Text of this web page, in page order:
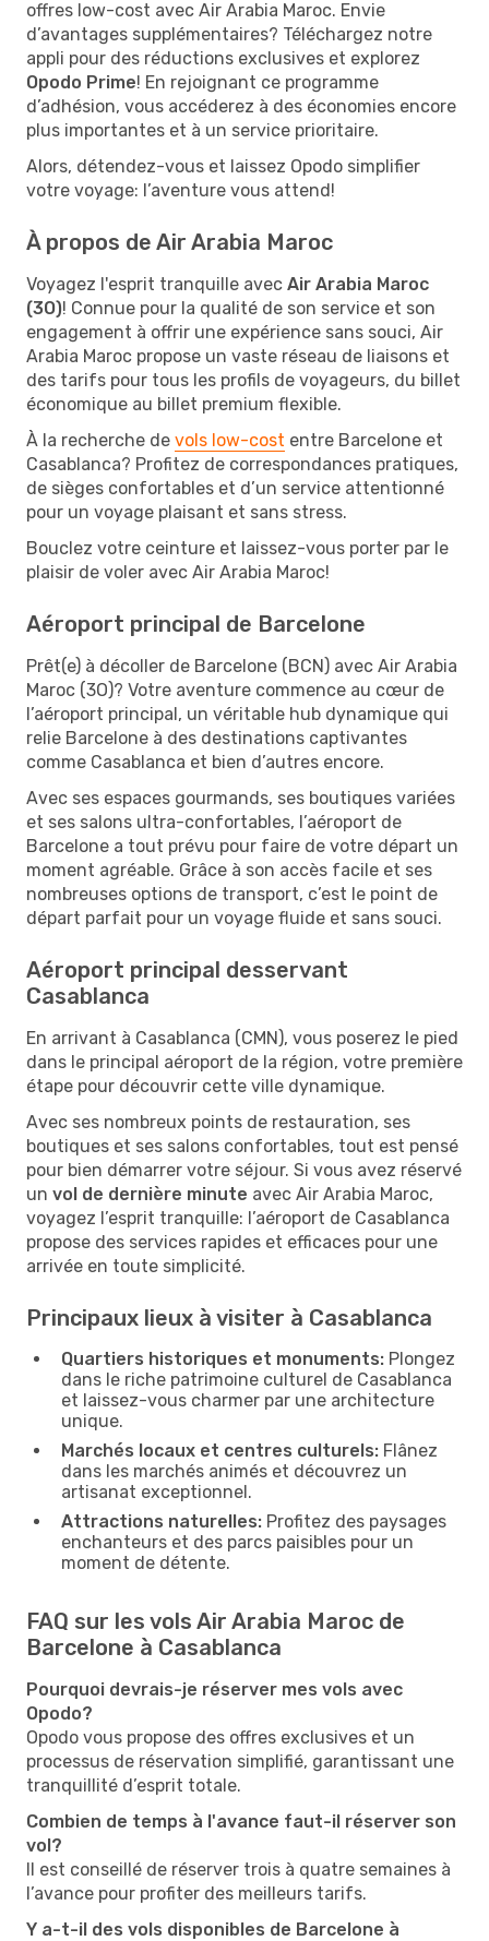
offres low-cost avec Air Arabia Maroc. Envie
d’avantages supplémentaires? Téléchargez notre
appli pour des réductions exclusives et explorez
Opodo Prime! En rejoignant ce programme
d’adhésion, vous accéderez à des économies encore
plus importantes et à un service prioritaire.
Alors, détendez-vous et laissez Opodo simplifier
votre voyage: l’aventure vous attend!
À propos de Air Arabia Maroc
Voyagez l'esprit tranquille avec Air Arabia Maroc
(3O)! Connue pour la qualité de son service et son
engagement à offrir une expérience sans souci, Air
Arabia Maroc propose un vaste réseau de liaisons et
des tarifs pour tous les profils de voyageurs, du billet
économique au billet premium flexible.
À la recherche de vols low-cost entre Barcelone et
Casablanca? Profitez de correspondances pratiques,
de sièges confortables et d’un service attentionné
pour un voyage plaisant et sans stress.
Bouclez votre ceinture et laissez-vous porter par le
plaisir de voler avec Air Arabia Maroc!
Aéroport principal de Barcelone
Prêt(e) à décoller de Barcelone (BCN) avec Air Arabia
Maroc (3O)? Votre aventure commence au cœur de
l’aéroport principal, un véritable hub dynamique qui
relie Barcelone à des destinations captivantes
comme Casablanca et bien d’autres encore.
Avec ses espaces gourmands, ses boutiques variées
et ses salons ultra-confortables, l’aéroport de
Barcelone a tout prévu pour faire de votre départ un
moment agréable. Grâce à son accès facile et ses
nombreuses options de transport, c’est le point de
départ parfait pour un voyage fluide et sans souci.
Aéroport principal desservant
Casablanca
En arrivant à Casablanca (CMN), vous poserez le pied
dans le principal aéroport de la région, votre première
étape pour découvrir cette ville dynamique.
Avec ses nombreux points de restauration, ses
boutiques et ses salons confortables, tout est pensé
pour bien démarrer votre séjour. Si vous avez réservé
un vol de dernière minute avec Air Arabia Maroc,
voyagez l’esprit tranquille: l’aéroport de Casablanca
propose des services rapides et efficaces pour une
arrivée en toute simplicité.
Principaux lieux à visiter à Casablanca
Quartiers historiques et monuments: Plongez
dans le riche patrimoine culturel de Casablanca
et laissez-vous charmer par une architecture
unique.
Marchés locaux et centres culturels: Flânez
dans les marchés animés et découvrez un
artisanat exceptionnel.
Attractions naturelles: Profitez des paysages
enchanteurs et des parcs paisibles pour un
moment de détente.
FAQ sur les vols Air Arabia Maroc de
Barcelone à Casablanca
Pourquoi devrais-je réserver mes vols avec
Opodo?
Opodo vous propose des offres exclusives et un
processus de réservation simplifié, garantissant une
tranquillité d’esprit totale.
Combien de temps à l'avance faut-il réserver son
vol?
Il est conseillé de réserver trois à quatre semaines à
l’avance pour profiter des meilleurs tarifs.
Y a-t-il des vols disponibles de Barcelone à